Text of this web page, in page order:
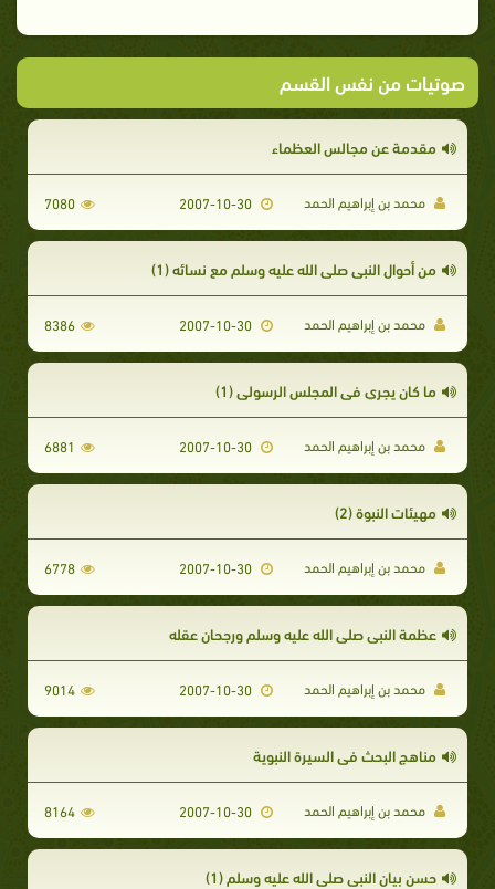
صوتيات من نفس القسم
مقدمة عن مجالس العظماء
محمد بن إبراهيم الحمد 2007-10-30
7080
من أحوال النبي صلى الله عليه وسلم مع نسائه (1)
محمد بن إبراهيم الحمد 2007-10-30
8386
ما كان يجري في المجلس الرسولي (1)
محمد بن إبراهيم الحمد 2007-10-30
6881
مهيئات النبوة (2)
محمد بن إبراهيم الحمد 2007-10-30
6778
عظمة النبي صلى الله عليه وسلم ورجحان عقله
محمد بن إبراهيم الحمد 2007-10-30
9014
مناهج البحث في السيرة النبوية
محمد بن إبراهيم الحمد 2007-10-30
8164
حسن بيان النبي صلى الله عليه وسلم (1)